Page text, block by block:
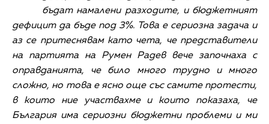
бъдат намалени разходите, и бюджетният
дефицит да бъде под 3%. Това е сериозна задача и
аз се притеснявам като чета, че представители
на партията на Румен Радев вече започнаха с
оправданията, че било много трудно и много
сложно, но това е ясно още със самите протести,
в които ние участвахме и които показаха, че
България има сериозни бюджетни проблеми и ми